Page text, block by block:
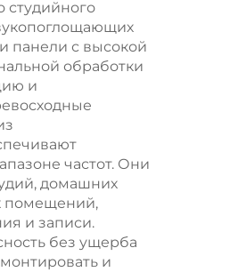
студийного
панели с высокой
обработки
и
частот. Они
домашних
помещений,
и записи.
без ущерба
и